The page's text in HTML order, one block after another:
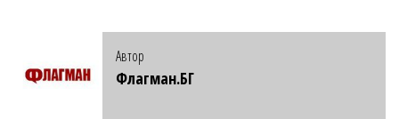
Автор
Флагман.БГ